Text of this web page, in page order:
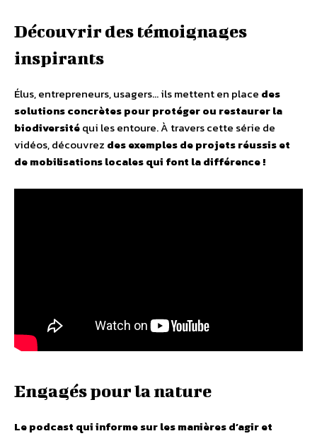
Découvrir des témoignages
inspirants
Élus, entrepreneurs, usagers… ils mettent en place des
solutions concrètes pour protéger ou restaurer la
biodiversitéqui les entoure. À travers cette série de
vidéos, découvrez des exemples de projets réussis et
de mobilisations locales qui font la différence !
Engagés pour la nature
Le podcast qui informe sur les manières d’agir et